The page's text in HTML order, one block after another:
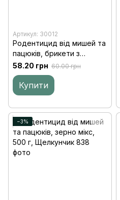
Артикул: 30012
Родентицид від мишей та
пацюків, брикети з
ароматом арахісу
(зелений), 320 г,
Щелкунчик
58.20 грн 60.00 грн
Купити
−3%